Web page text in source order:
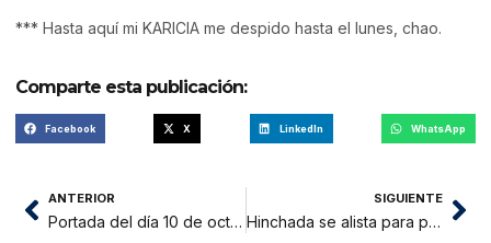
*** Hasta aquí mi KARICIA me despido hasta el lunes, chao.
Comparte esta publicación:
Facebook X LinkedIn WhatsApp
ANTERIOR
Portada del día 10 de octubre de 2015
SIGUIENTE
Hinchada se alista para partir y apoyar a Unión en Chachapoyas